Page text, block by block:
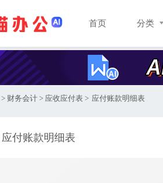
首页 分类
> 财务会计 > 应收应付表 > 应付账款明细表
应付账款明细表